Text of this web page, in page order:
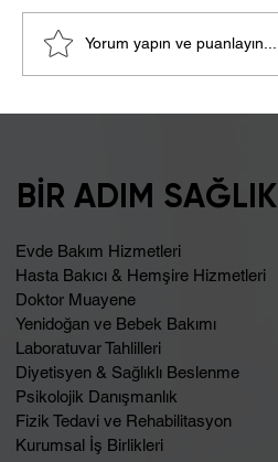
Yorum yapın ve puanlayın...
BİR ADIM SAĞLIK
Evde Bakım Hizmetleri
Hasta Bakıcı & Hemşire Hizmetleri
Doktor Muayene
Yenidoğan ve Bebek Bakımı
Laboratuvar Tahlilleri
Diyetisyen & Sağlıklı Beslenme
Psikolojik Danışmanlık
Fizik Tedavi ve Rehabilitasyon
Kurumsal İş Birlikleri